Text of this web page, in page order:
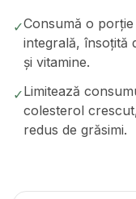
✓Consumă o
integrală, însoțită
și vitamine.
✓Limitează
colesterol
redus de grăsimi.